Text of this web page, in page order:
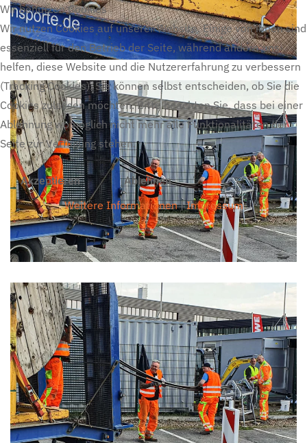
Wir benutzen Cookies
Wir nutzen Cookies auf unserer Website. Einige von ihnen sind
essenziell für den Betrieb der Seite, während andere uns
helfen, diese Website und die Nutzererfahrung zu verbessern
(Tracking Cookies). Sie können selbst entscheiden, ob Sie die
Cookies zulassen möchten. Bitte beachten Sie, dass bei einer
Ablehnung womöglich nicht mehr alle Funktionalitäten der
Seite zur Verfügung stehen.
Akzeptieren Ablehnen
Weitere Informationen|Impressum